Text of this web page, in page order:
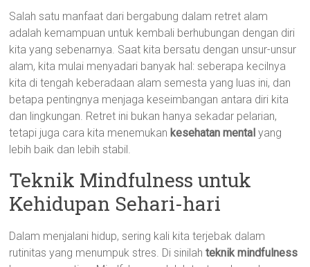
Salah satu manfaat dari bergabung dalam retret alam
adalah kemampuan untuk kembali berhubungan dengan diri
kita yang sebenarnya. Saat kita bersatu dengan unsur-unsur
alam, kita mulai menyadari banyak hal: seberapa kecilnya
kita di tengah keberadaan alam semesta yang luas ini, dan
betapa pentingnya menjaga keseimbangan antara diri kita
dan lingkungan. Retret ini bukan hanya sekadar pelarian,
tetapi juga cara kita menemukan kesehatan mental yang
lebih baik dan lebih stabil.
Teknik Mindfulness untuk
Kehidupan Sehari-hari
Dalam menjalani hidup, sering kali kita terjebak dalam
rutinitas yang menumpuk stres. Di sinilahteknik mindfulness